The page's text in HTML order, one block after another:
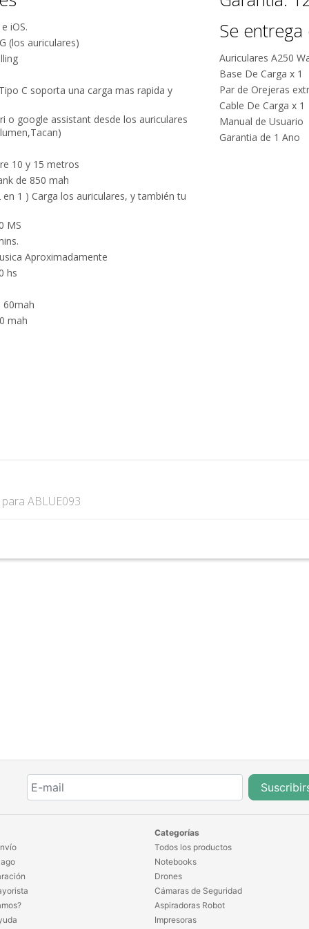
iOS.
(los auriculares)
C soporta una carga mas rapida y
o google assistant desde los auriculares
10 y 15 metros
de 850 mah
1 ) Carga los auriculares, y también tu
MS
Aproximadamente
hs
60mah
mah
Se entrega
Auriculares A250
Base De Carga x 1
Par de Orejeras
Cable De Carga x 1
Manual de Usuario
Garantia de 1 Ano
para ABLUE093
qué estamos tan seguros?
100% de
MercadoLibre.
5 estrellas de
Facebook.
Más de
15.000
Categorías
Todos los productos
Notebooks
Drones
Cámaras de Seguridad
Aspiradoras Robot
Impresoras